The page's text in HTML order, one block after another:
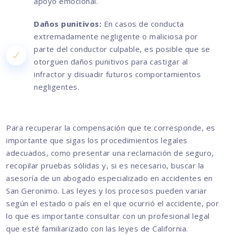
Daños punitivos: En casos de conducta
extremadamente negligente o maliciosa por
parte del conductor culpable, es posible que se
otorguen daños punitivos para castigar al
infractor y disuadir futuros comportamientos
negligentes.
Para recuperar la compensación que te corresponde, es
importante que sigas los procedimientos legales
adecuados, como presentar una reclamación de seguro,
recopilar pruebas sólidas y, si es necesario, buscar la
asesoría de un abogado especializado en accidentes en
San Geronimo. Las leyes y los procesos pueden variar
según el estado o país en el que ocurrió el accidente, por
lo que es importante consultar con un profesional legal
que esté familiarizado con las leyes de California.